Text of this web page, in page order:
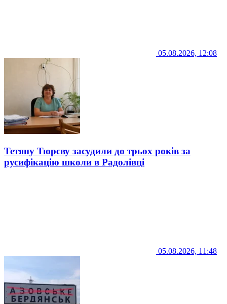
05.08.2026, 12:08
Тетяну Тюрєву засудили до трьох років за
русифікацію школи в Радолівці
05.08.2026, 11:48